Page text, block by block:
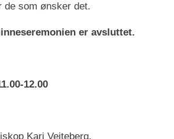
de som ønsker det.
er avsluttet.
12.00
Kari Veiteberg.